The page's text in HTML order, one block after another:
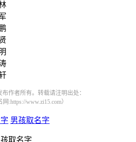
作者所有。转载请注明出处：
网:https://www.zi15.com）
男孩取名字
取名字